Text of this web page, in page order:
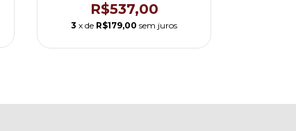
R$537,00
3 x de R$179,00 sem juros